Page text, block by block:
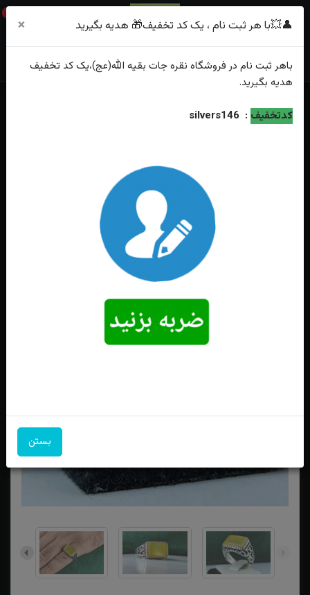
0
خانه
فهرست محصولات
انگشتر نقره عقیق زرد شرف الشمس چهار گوش رکاب فیلی چنگی ، ماشینی
👤💥با هر ثبت نام ، یک کد تخفیف🎁 هدیه بگیرید ×
باهر ثبت نام در فروشگاه نقره جات بقیه الله(عج)،یک کد تخفیف
هدیه بگیرید.
کدتخفیف :
silvers146
بستن